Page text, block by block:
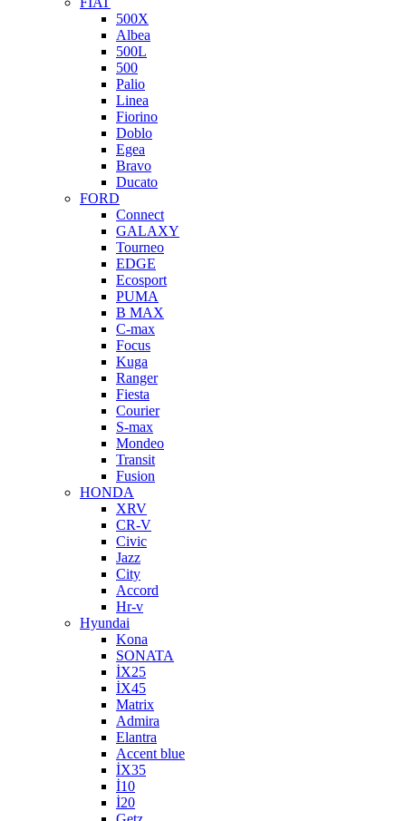
500X
Albea
500L
500
Palio
Linea
Fiorino
Doblo
Egea
Bravo
Ducato
FORD
Connect
GALAXY
Tourneo
EDGE
Ecosport
PUMA
B MAX
C-max
Focus
Kuga
Ranger
Fiesta
Courier
S-max
Mondeo
Transit
Fusion
HONDA
XRV
CR-V
Civic
Jazz
City
Accord
Hr-v
Hyundai
Kona
SONATA
İX25
İX45
Matrix
Admira
Elantra
Accent blue
İX35
İ10
İ20